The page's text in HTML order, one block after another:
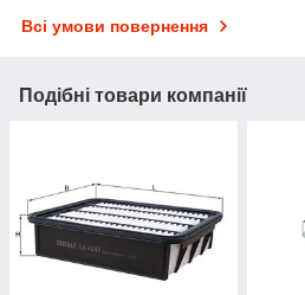
Всі умови повернення
Подібні товари компанії